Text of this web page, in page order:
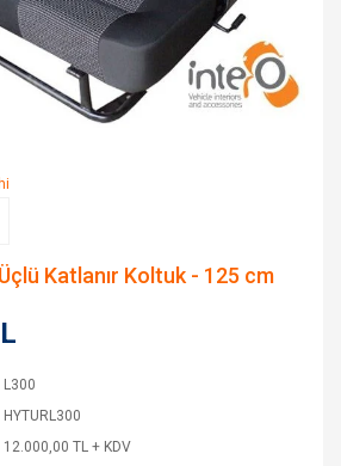
Katlanır Koltuk - 125 cm
L300
HYTURL300
12.000,00 TL + KDV